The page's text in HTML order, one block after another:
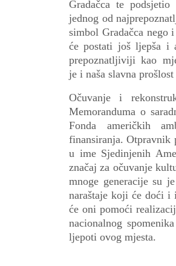
Gradačca te
jednog od
simbol Gradačca nego
će postati još ljepša i
prepoznatljiviji kao
je i naša slavna
Očuvanje i
Memoranduma o
Fonda američkih
finansiranja. Otpravnik
u ime Sjedinjenih
značaj za očuvanje
mnoge generacije su
naraštaje koji će doći i
će oni pomoći
nacionalnog
ljepoti ovog mjesta.